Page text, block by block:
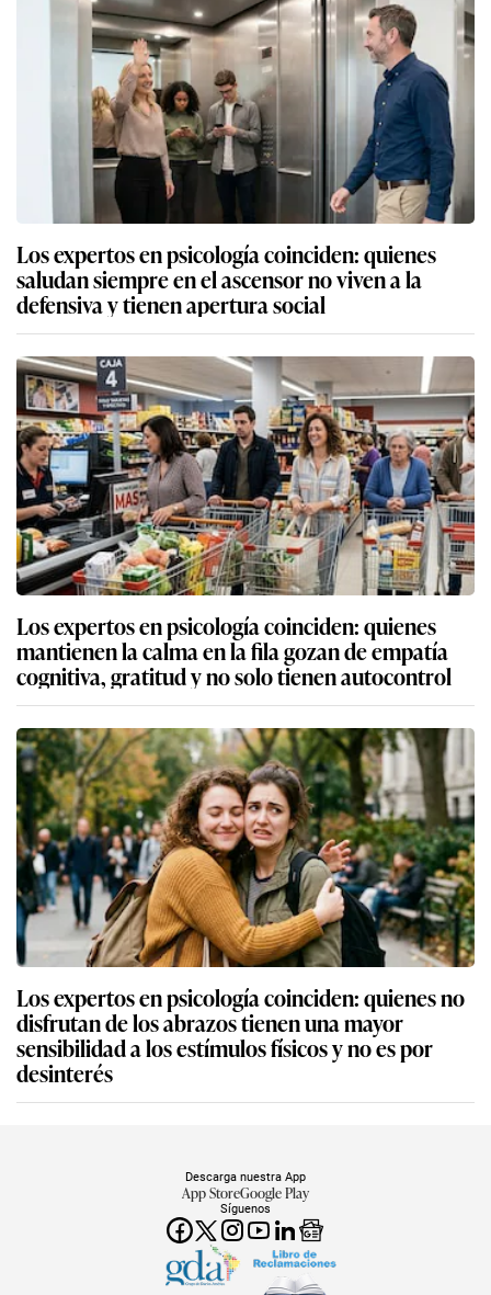
Los expertos en psicología coinciden: quienes
saludan siempre en el ascensor no viven a la
defensiva y tienen apertura social
Los expertos en psicología coinciden: quienes
mantienen la calma en la fila gozan de empatía
cognitiva, gratitud y no solo tienen autocontrol
Los expertos en psicología coinciden: quienes no
disfrutan de los abrazos tienen una mayor
sensibilidad a los estímulos físicos y no es por
desinterés
Síguenos
Descarga nuestra App
App StoreGoogle Play